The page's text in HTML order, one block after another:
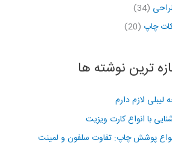
(34)
چاپ (20)
ترین نوشته ها
لیبلی لازم دارم
با انواع کارت ویزیت
پوشش چاپ: تفاوت سلفون و لمینت